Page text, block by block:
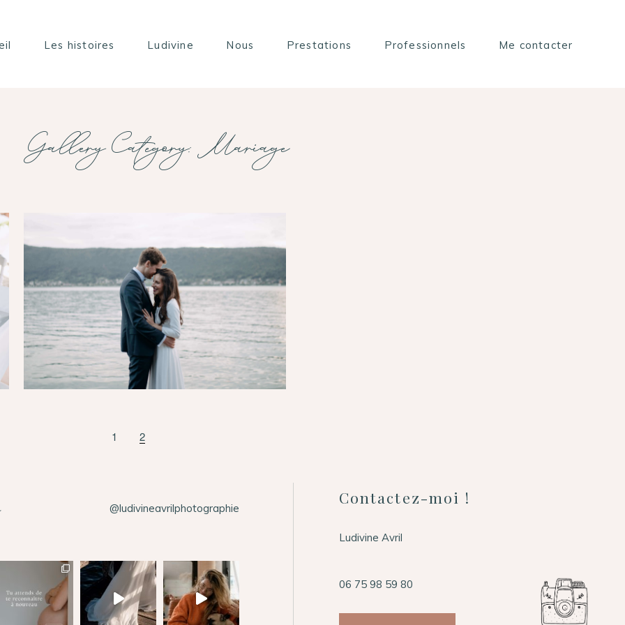
Les histoires Ludivine Nous Prestations Professionnels Me contacter
Gallery Category: Mariage
1 2
@ludivineavrilphotographie
Contactez-moi !
Ludivine Avril
06 75 98 59 80